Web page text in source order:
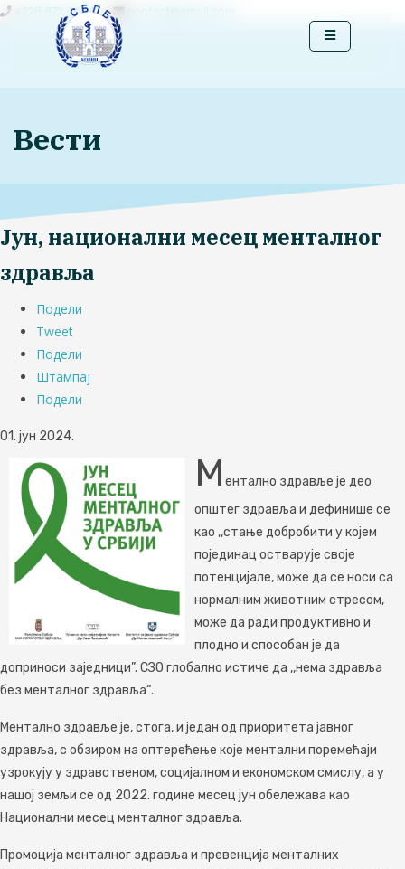
+228 872 4444 contact@email.com
Вести
Јун, национални месец менталног
здравља
Подели
Tweet
Подели
Штампај
Подели
01. јун 2024.
М ентално здравље је део
општег здравља и дефинише се
као ,,стање добробити у којем
појединац остварује своје
потенцијале, може да се носи са
нормалним животним стресом,
може да ради продуктивно и
плодно и способан је да
доприноси заједници”. СЗО глобално истиче да ,,нема здравља
без менталног здравља“.
Ментално здравље је, стога, и један од приоритета јавног
здравља, с обзиром на оптерећење које ментални поремећаји
узрокују у здравственом, социјалном и економском смислу, а у
нашој земљи се од 2022. године месец јун обележава као
Национални месец менталног здравља.
Промоција менталног здравља и превенција менталних